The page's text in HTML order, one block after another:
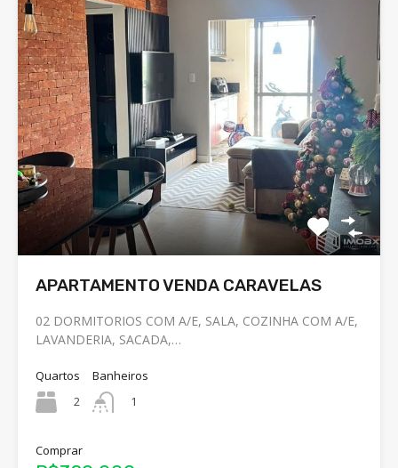
APARTAMENTO VENDA CARAVELAS
02 DORMITORIOS COM A/E, SALA, COZINHA COM A/E,
LAVANDERIA, SACADA,…
Quartos
2
Banheiros
1
Comprar